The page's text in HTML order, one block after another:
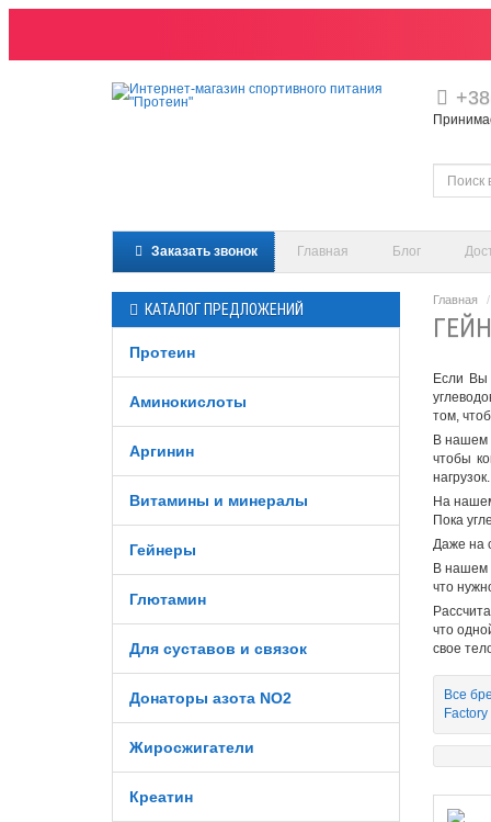
Заказать звонок Главная Блог
КАТАЛОГ ПРЕДЛОЖЕНИЙ
Протеин
Аминокислоты
Аргинин
Витамины и минералы
Гейнеры
Глютамин
Для суставов и связок
Донаторы азота NO2
Жиросжигатели
Креатин
Главная
Если Вы
том,
В нашем
чтобы
нагрузок.
На
Пока
Даже на
В нашем
что
что
свое
Все
Factory